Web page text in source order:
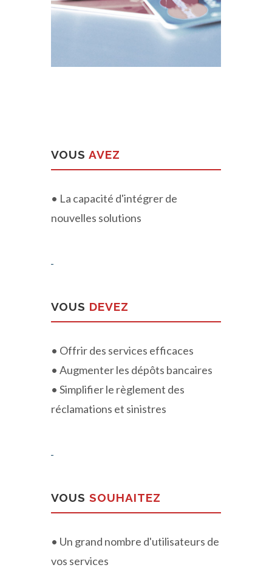
VOUS AVEZ
• La capacité d'intégrer de
nouvelles solutions
VOUS DEVEZ
• Offrir des services efficaces
• Augmenter les dépôts bancaires
• Simplifier le règlement des
réclamations et sinistres
VOUS SOUHAITEZ
• Un grand nombre d'utilisateurs de
vos services